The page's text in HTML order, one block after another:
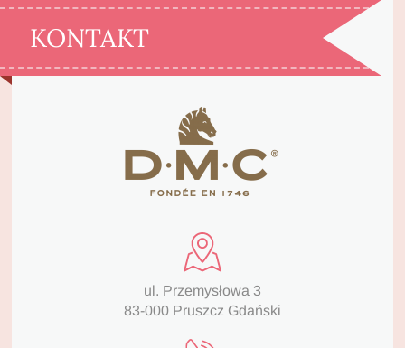
KONTAKT
ul. Przemysłowa 3
83-000 Pruszcz Gdański